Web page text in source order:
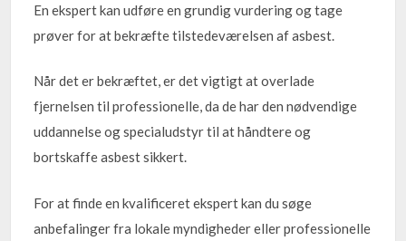
En ekspert kan udføre en grundig vurdering og tage
prøver for at bekræfte tilstedeværelsen af asbest.
Når det er bekræftet, er det vigtigt at overlade
fjernelsen til professionelle, da de har den nødvendige
uddannelse og specialudstyr til at håndtere og
bortskaffe asbest sikkert.
For at finde en kvalificeret ekspert kan du søge
anbefalinger fra lokale myndigheder eller professionelle